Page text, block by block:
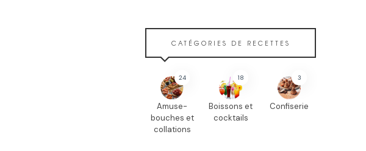
CATÉGORIES DE RECETTES
24
Amuse-
bouches et
collations
18
Boissons et
cocktails
3
Confiserie